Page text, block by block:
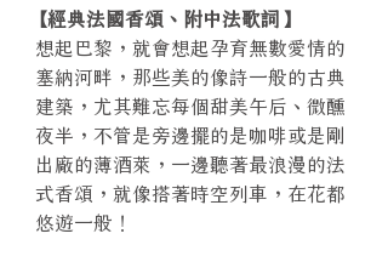
【經典法國香頌、附中法歌詞】
想起巴黎，就會想起孕育無數愛情的
塞納河畔，那些美的像詩一般的古典
建築，尤其難忘每個甜美午后、微醺
夜半，不管是旁邊擺的是咖啡或是剛
出廠的薄酒萊，一邊聽著最浪漫的法
式香頌，就像搭著時空列車，在花都
悠遊一般！